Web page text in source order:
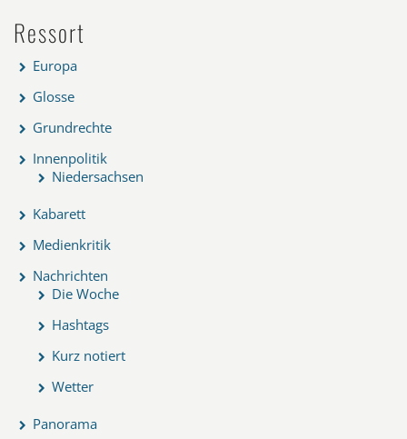
Ressort
Europa
Glosse
Grundrechte
Innenpolitik
Niedersachsen
Kabarett
Medienkritik
Nachrichten
Die Woche
Hashtags
Kurz notiert
Wetter
Panorama